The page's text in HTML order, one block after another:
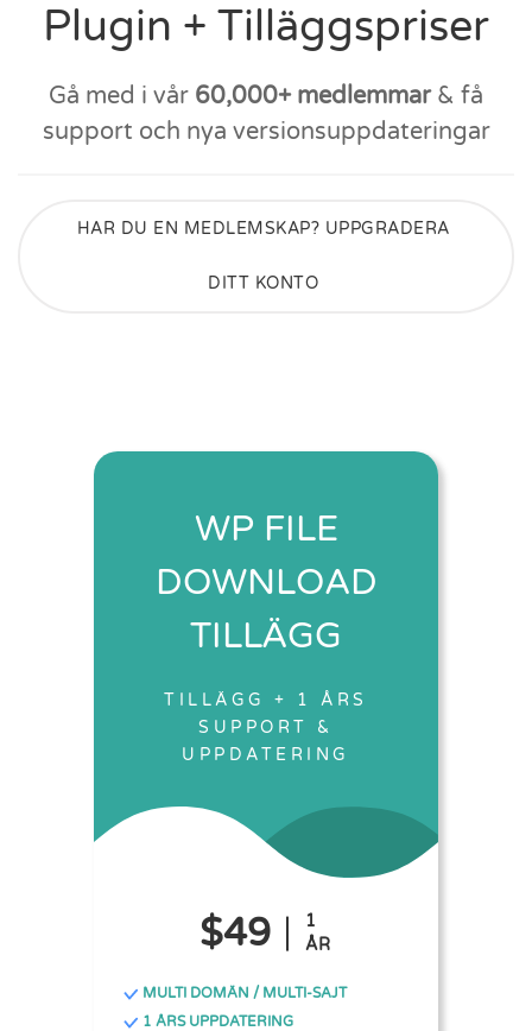
Plugin + Tilläggspriser
Gå med i vår 60,000+ medlemmar& få
support och nya versionsuppdateringar
HAR DU EN MEDLEMSKAP? UPPGRADERA
DITT KONTO
WP FILE
DOWNLOAD
TILLÄGG
TILLÄGG + 1 ÅRS
SUPPORT &
UPPDATERING
$49
1
ÅR
MULTI DOMÄN / MULTI-SAJT
1 ÅRS UPPDATERING